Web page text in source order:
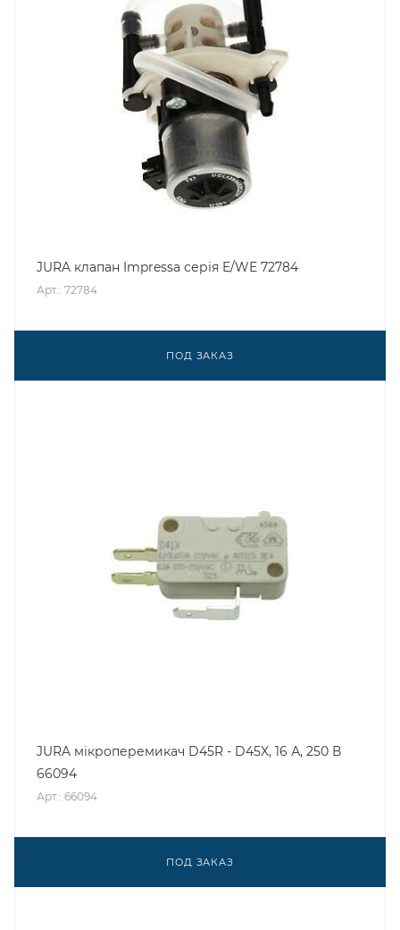
JURA клапан Impressa серія E/WE 72784
Арт.: 72784
ПОД ЗАКАЗ
JURA мікроперемикач D45R - D45X, 16 А, 250 В
66094
Арт.: 66094
ПОД ЗАКАЗ